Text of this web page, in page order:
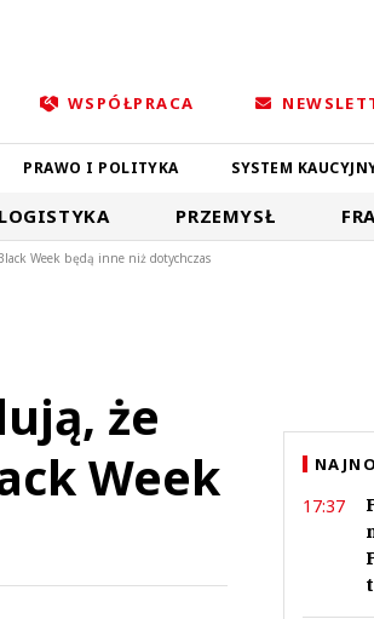
WSPÓŁPRACA
PRAWO I POLITYKA SYSTEM
LOGISTYKA PRZEMYSŁ
Week będą inne niż dotychczas
że
Week
17:37